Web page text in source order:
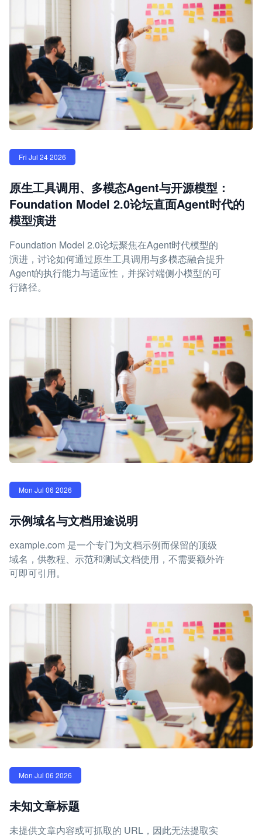
Fri Jul 24 2026
原生工具调用、多模态Agent与开源模型：
Foundation Model 2.0论坛直面Agent时代的
模型演进
Foundation Model 2.0论坛聚焦在Agent时代模型的
演进，讨论如何通过原生工具调用与多模态融合提升
Agent的执行能力与适应性，并探讨端侧小模型的可
行路径。
Mon Jul 06 2026
示例域名与文档用途说明
example.com 是一个专门为文档示例而保留的顶级
域名，供教程、示范和测试文档使用，不需要额外许
可即可引用。
Mon Jul 06 2026
未知文章标题
未提供文章内容或可抓取的 URL，因此无法提取实